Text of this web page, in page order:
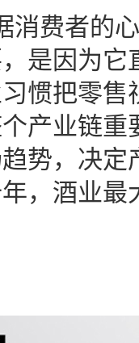
消费者的
是因为
惯把零
产业链
势，决
，酒业